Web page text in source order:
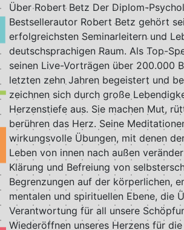
Über Robert Betz Der Diplom-
Bestsellerautor Robert Betz gehört
erfolgreichsten Seminarleitern und
deutschsprachigen Raum. Als Top-
seinen Live-Vorträgen über 200.000
letzten zehn Jahren begeistert und
zeichnen sich durch große
Herzenstiefe aus. Sie machen Mut,
berühren das Herz. Seine
wirkungsvolle Übungen, mit denen
Leben von innen nach außen
Klärung und Befreiung von
Begrenzungen auf der körperlichen,
mentalen und spirituellen Ebene, die
Verantwortung für all unsere
Wiederöffnen unseres Herzens für